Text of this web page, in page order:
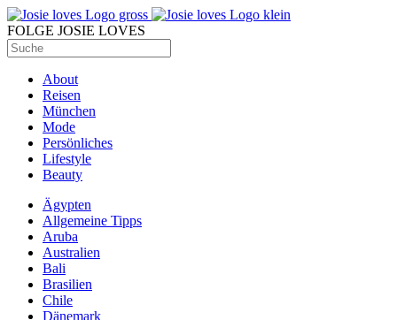
FOLGE JOSIE LOVES
About
Reisen
München
Mode
Persönliches
Lifestyle
Beauty
Ägypten
Allgemeine Tipps
Aruba
Australien
Bali
Brasilien
Chile
Dänemark